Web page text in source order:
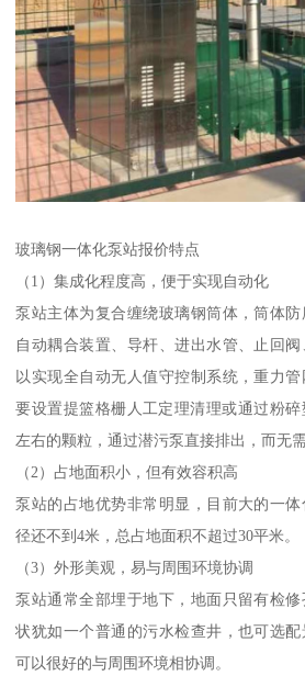
玻璃钢一体化泵站报价特点
（1）集成化程度高，便于实现自动化
泵站主体为复合缠绕玻璃钢筒体，筒体防
自动耦合装置、导杆、进出水管、止回
以实现全自动无人值守控制系统，重力
要设置提篮格栅人工定理清理或通过粉
左右的颗粒，通过潜污泵直接排出，而无
（2）占地面积小，但有效容积高
泵站的占地优势非常明显，目前大的一
径还不到4米，总占地面积不超过30平米。
（3）外形美观，易与周围环境协调
泵站通常全部埋于地下，地面只留有检
状犹如一个普通的污水检查井，也可选配
可以很好的与周围环境相协调。